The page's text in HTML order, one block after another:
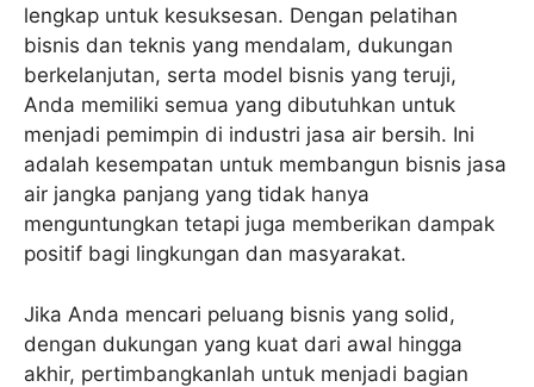
lengkap untuk kesuksesan. Dengan pelatihan
bisnis dan teknis yang mendalam, dukungan
berkelanjutan, serta model bisnis yang teruji,
Anda memiliki semua yang dibutuhkan untuk
menjadi pemimpin di industri jasa air bersih. Ini
adalah kesempatan untuk membangun bisnis jasa
air jangka panjang yang tidak hanya
menguntungkan tetapi juga memberikan dampak
positif bagi lingkungan dan masyarakat.
Jika Anda mencari peluang bisnis yang solid,
dengan dukungan yang kuat dari awal hingga
akhir, pertimbangkanlah untuk menjadi bagian